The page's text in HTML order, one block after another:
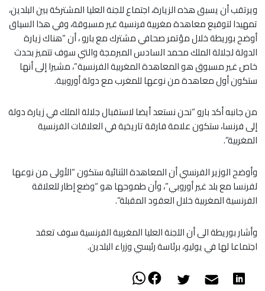
ويرتقب أن يسبق هذه الزيارة، اجتماع للجنة العليا المشتركة بين البلدين،
تمهيدا لتوقيع معاهدة مغربية فرنسية غير مسبوقة، وفي هذا السياق
أوضح بوريطة خلال مؤتمر صحافي مشترك مع بارو ، أن “هناك زيارة
الدولة لجلالة الملك محمد السادس المبرمجة والتي سوف تتميز بحدث
خاص غير مسبوق هو المعاهدة المغربية الفرنسية”، مشيرا إلى أنها
ستكون أول معاهدة من نوعها للمغرب مع دولة أوروبية.
من جانبه أكد بارو “نحن نستعد أيضا لاستقبال جلالة الملك في زيارة دولة
إلى فرنسا، ستكون علامة فارقة تاريخية في العلاقات الفرنسية
المغربية”.
وأوضح الوزير الفرنسي أن المعاهدة الثنائية ستكون “الأولى من نوعها
لفرنسا مع بلد غير أوروبي”، وأن طموحها هو “وضع إطار للعلاقة
الفرنسية المغربية خلال العقود المقبلة”.
وأشار بوريطة الى أن اللجنة العليا المغربية الفرنسية سوف تعقد
اجتماعا لها في يوليو، برئاسة رئيسي وزراء البلدين.